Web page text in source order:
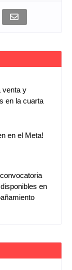
venta y
en la cuarta
en el Meta!
en